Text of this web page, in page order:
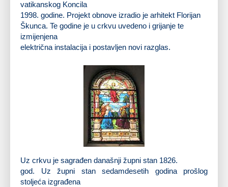
vatikanskog Koncila
1998. godine. Projekt obnove izradio je arhitekt Florijan
Škunca. Te godine je u crkvu uvedeno i grijanje te
izmijenjena
električna instalacija i postavljen novi razglas.
Uz crkvu je sagrađen današnji župni stan 1826.
god. Uz župni stan sedamdesetih godina prošlog
stoljeća izgrađena